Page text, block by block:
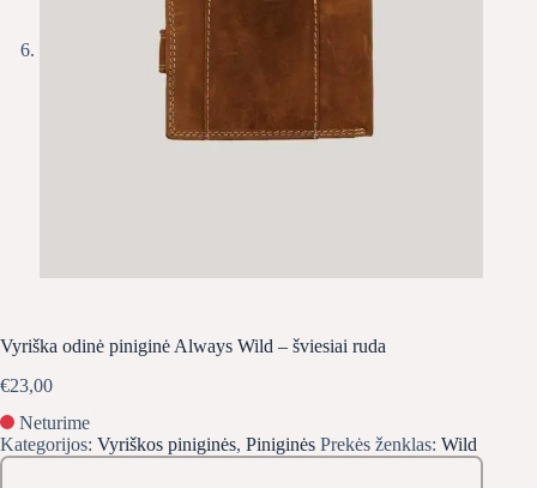
Vyriška odinė piniginė Always Wild – šviesiai ruda
€23,00
Neturime
Kategorijos: Vyriškos piniginės, Piniginės Prekės ženklas: Wild